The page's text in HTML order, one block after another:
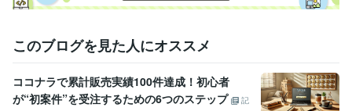
このブログを見た人にオススメ
ココナラで累計販売実績100件達成！初心者
が“初案件”を受注するための6つのステップ
記